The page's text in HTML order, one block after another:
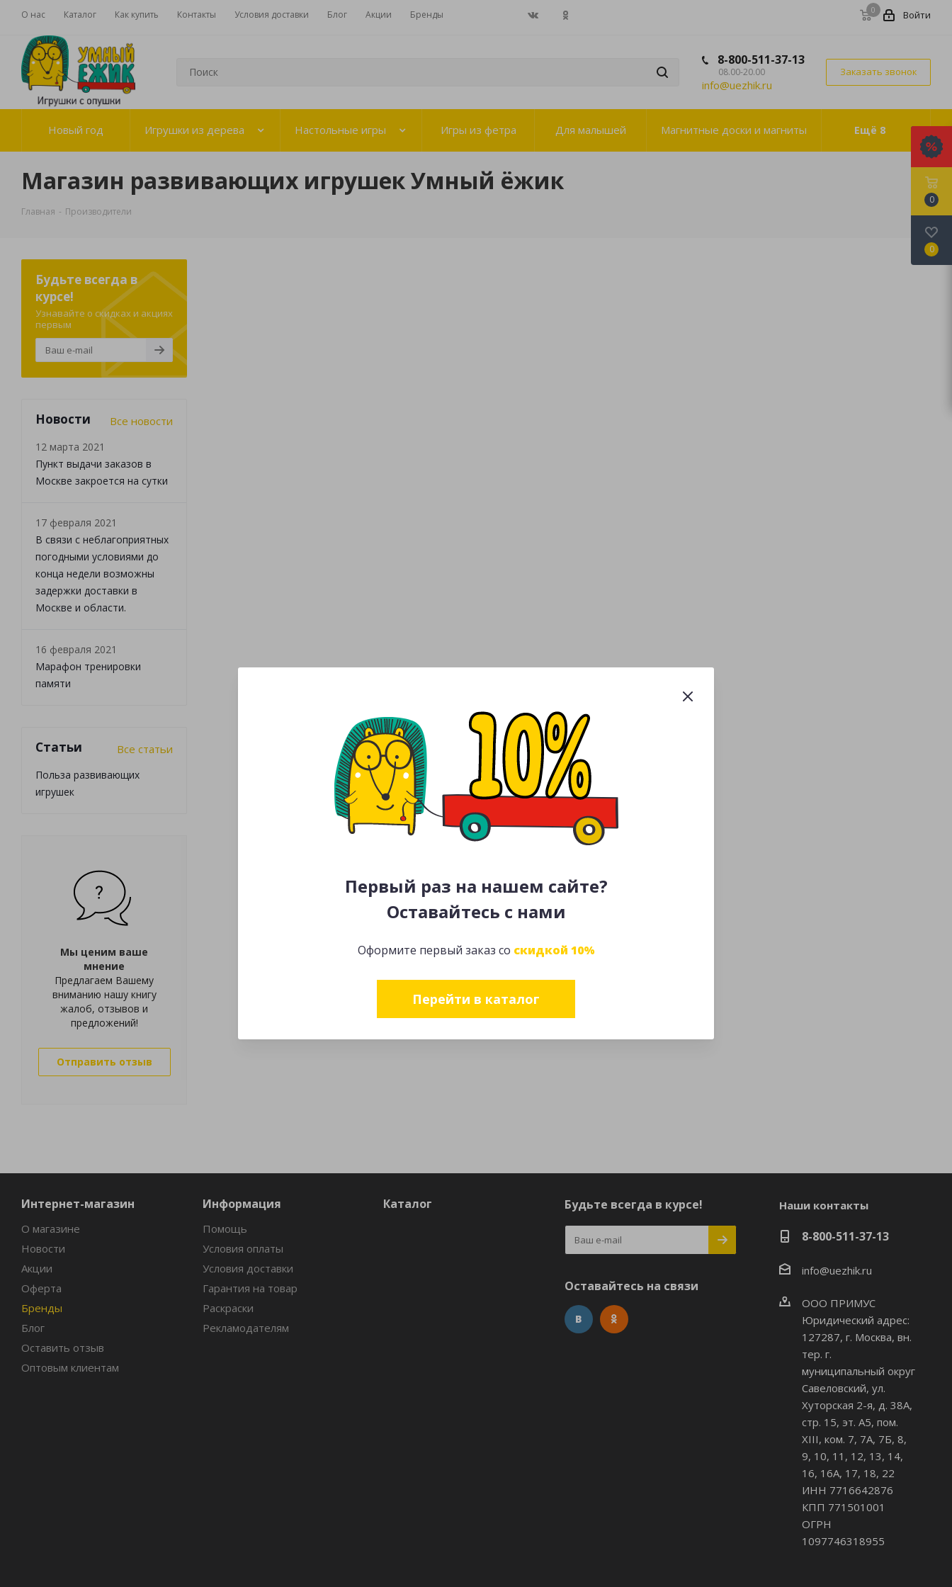
Первый раз на нашем сайте?
Оставайтесь с нами
Оформите первый заказ со скидкой 10%
Перейти в каталог
О нас Каталог Как купить Контакты Условия доставки Блог Акции Бренды 0 Войти
8-800-511-37-13
08.00-20.00
info@uezhik.ru
Заказать звонок
Новый год Игрушки из дерева Настольные игры Игры из фетра Для малышей Магнитные доски и магниты Ещё 8
Магазин развивающих игрушек Умный ёжик
Главная - Производители
Будьте всегда в
курсе!
Узнавайте о скидках и акциях
первым
Новости Все новости
12 марта 2021
Пункт выдачи заказов в
Москве закроется на сутки
17 февраля 2021
В связи с неблагоприятных
погодными условиями до
конца недели возможны
задержки доставки в
Москве и области.
16 февраля 2021
Марафон тренировки
памяти
Статьи Все статьи
Польза развивающих
игрушек
Мы ценим ваше
мнение
Предлагаем Вашему
вниманию нашу книгу
жалоб, отзывов и
предложений!
Отправить отзыв
Интернет-магазин
О магазине
Новости
Акции
Оферта
Бренды
Блог
Оставить отзыв
Оптовым клиентам
Информация
Помощь
Условия оплаты
Условия доставки
Гарантия на товар
Раскраски
Рекламодателям
Каталог Будьте всегда в курсе!
Оставайтесь на связи
Наши контакты
8-800-511-37-13
info@uezhik.ru
ООО ПРИМУС
Юридический адрес:
127287, г. Москва, вн.
тер. г.
муниципальный округ
Савеловский, ул.
Хуторская 2-я, д. 38А,
стр. 15, эт. А5, пом.
XIII, ком. 7, 7А, 7Б, 8,
9, 10, 11, 12, 13, 14,
16, 16А, 17, 18, 22
ИНН 7716642876
КПП 771501001
ОГРН
1097746318955
0
0